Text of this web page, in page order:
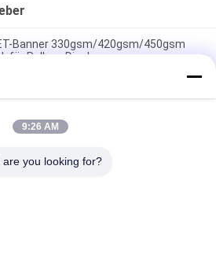
Banner 330gsm/420gsm/450gsm
für Roll-up-Displays
Vinyl Klebstoff Fensterfilm PVC
Vinyl Stickers verschiedene Farben
9:26 AM
you looking for?